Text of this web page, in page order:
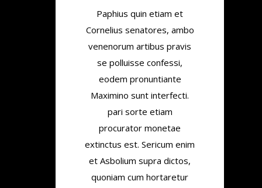
Paphius quin etiam et
Cornelius senatores, ambo
venenorum artibus pravis
se polluisse confessi,
eodem pronuntiante
Maximino sunt interfecti.
pari sorte etiam
procurator monetae
extinctus est. Sericum enim
et Asbolium supra dictos,
quoniam cum hortaretur